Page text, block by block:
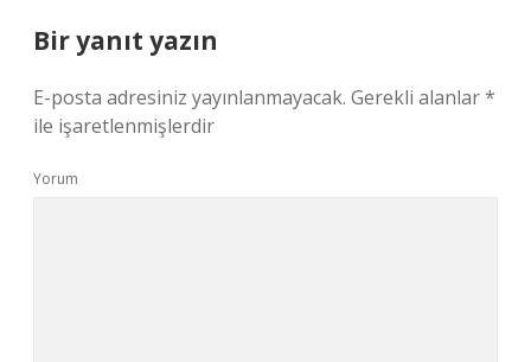
Bir yanıt yazın
E-posta adresiniz yayınlanmayacak. Gerekli alanlar*
ile işaretlenmişlerdir
Yorum